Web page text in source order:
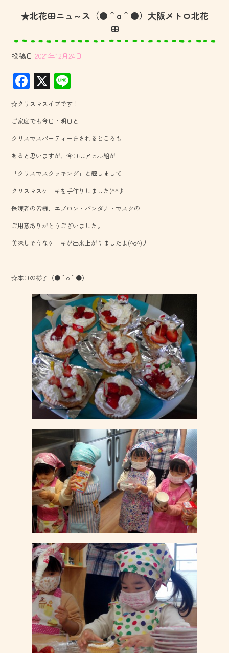
★北花田ニュ～ス（●＾o＾●）大阪メトロ北花
田
投稿日 2021年12月24日
F
ac
e
b
o
ok
X
ne
☆クリスマスイブです！
ご家庭でも今日・明日と
クリスマスパーティーをされるところも
あると思いますが、今日はアヒル組が
「クリスマスクッキング」と題しまして
クリスマスケーキを手作りしました(^^♪
保護者の皆様、エプロン・バンダナ・マスクの
ご用意ありがとうございました。
美味しそうなケーキが出来上がりましたよ(^o^)丿
☆本日の様子（●＾o＾●）